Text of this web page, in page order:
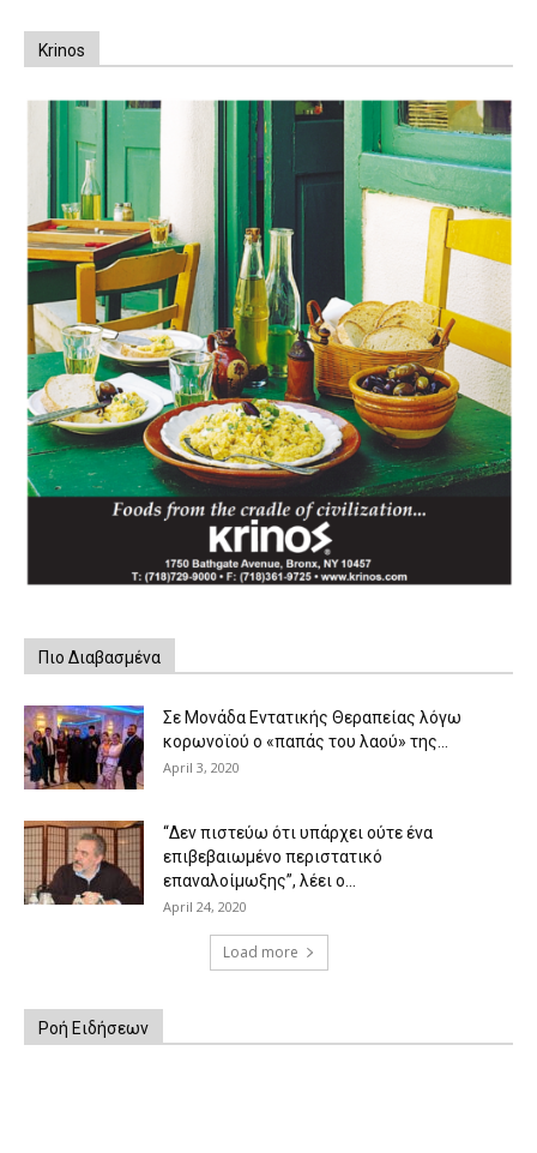
Krinos
Πιο Διαβασμένα
Σε Μονάδα Εντατικής Θεραπείας λόγω
κορωνοϊού ο «παπάς του λαού» της...
April 3, 2020
“Δεν πιστεύω ότι υπάρχει ούτε ένα
επιβεβαιωμένο περιστατικό
επαναλοίμωξης”, λέει ο...
April 24, 2020
Load more
Ροή Ειδήσεων